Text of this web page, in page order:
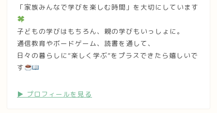
「家族みんなで学びを楽しむ時間」を大切にしています
子どもの学びはもちろん、親の学びもいっしょに。
通信教育やボードゲーム、読書を通して、
日々の暮らしに“楽しく学ぶ”をプラスできたら嬉しいで
す
▶︎ プロフィールを見る